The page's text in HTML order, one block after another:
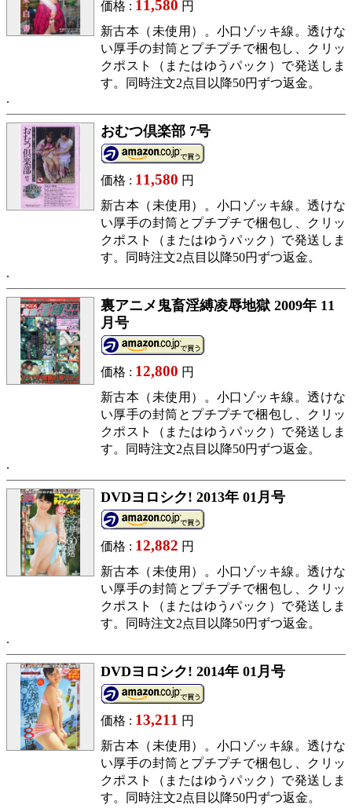
価格 : 11,580 円
新古本（未使用）。小口ゾッキ線。透けな
い厚手の封筒とプチプチで梱包し、クリッ
クポスト（またはゆうパック）で発送しま
す。同時注文2点目以降50円ずつ返金。
おむつ倶楽部 7号
価格 : 11,580 円
新古本（未使用）。小口ゾッキ線。透けな
い厚手の封筒とプチプチで梱包し、クリッ
クポスト（またはゆうパック）で発送しま
す。同時注文2点目以降50円ずつ返金。
裏アニメ鬼畜淫縛凌辱地獄 2009年 11
月号
価格 : 12,800 円
新古本（未使用）。小口ゾッキ線。透けな
い厚手の封筒とプチプチで梱包し、クリッ
クポスト（またはゆうパック）で発送しま
す。同時注文2点目以降50円ずつ返金。
DVDヨロシク! 2013年 01月号
価格 : 12,882 円
新古本（未使用）。小口ゾッキ線。透けな
い厚手の封筒とプチプチで梱包し、クリッ
クポスト（またはゆうパック）で発送しま
す。同時注文2点目以降50円ずつ返金。
DVDヨロシク! 2014年 01月号
価格 : 13,211 円
新古本（未使用）。小口ゾッキ線。透けな
い厚手の封筒とプチプチで梱包し、クリッ
クポスト（またはゆうパック）で発送しま
す。同時注文2点目以降50円ずつ返金。